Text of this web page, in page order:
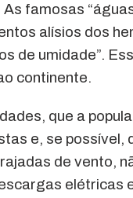
famosas
alísios dos
de umidade”.
continente.
que a
e, se possível,
de vento,
elétricas